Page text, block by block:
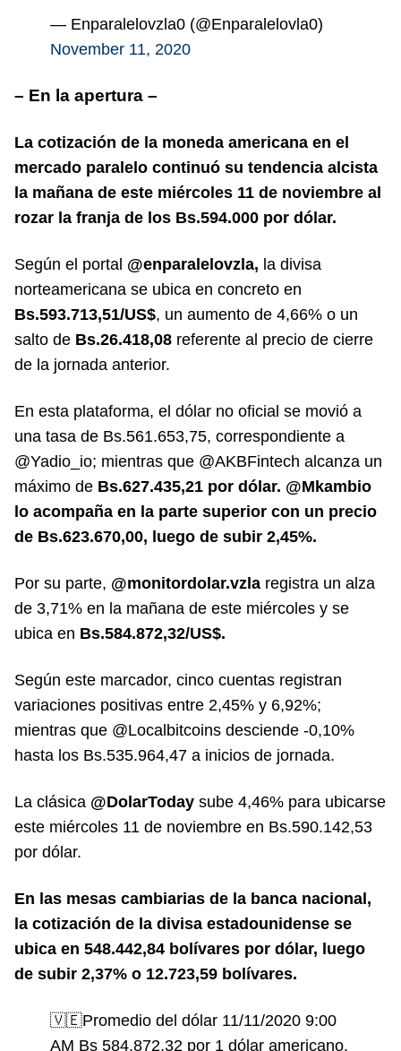
— Enparalelovzla0 (@Enparalelovla0)
November 11, 2020
– En la apertura –
La cotización de la moneda americana en el
mercado paralelo continuó su tendencia alcista
la mañana de este miércoles 11 de noviembre al
rozar la franja de los Bs.594.000 por dólar.
Según el portal @enparalelovzla, la divisa
norteamericana se ubica en concreto en
Bs.593.713,51/US$, un aumento de 4,66% o un
salto de Bs.26.418,08 referente al precio de cierre
de la jornada anterior.
En esta plataforma, el dólar no oficial se movió a
una tasa de Bs.561.653,75, correspondiente a
@Yadio_io; mientras que @AKBFintech alcanza un
máximo de Bs.627.435,21 por dólar. @Mkambio
lo acompaña en la parte superior con un precio
de Bs.623.670,00, luego de subir 2,45%.
Por su parte, @monitordolar.vzla registra un alza
de 3,71% en la mañana de este miércoles y se
ubica en Bs.584.872,32/US$.
Según este marcador, cinco cuentas registran
variaciones positivas entre 2,45% y 6,92%;
mientras que @Localbitcoins desciende -0,10%
hasta los Bs.535.964,47 a inicios de jornada.
La clásica @DolarToday sube 4,46% para ubicarse
este miércoles 11 de noviembre en Bs.590.142,53
por dólar.
En las mesas cambiarias de la banca nacional,
la cotización de la divisa estadounidense se
ubica en 548.442,84 bolívares por dólar, luego
de subir 2,37% o 12.723,59 bolívares.
🇻🇪Promedio del dólar 11/11/2020 9:00
AM Bs 584.872,32 por 1 dólar americano.